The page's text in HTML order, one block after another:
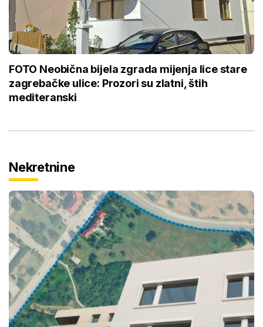
FOTO Neobična bijela zgrada mijenja lice stare
zagrebačke ulice: Prozori su zlatni, štih
mediteranski
Nekretnine